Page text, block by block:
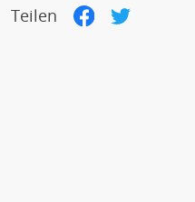
Teilen Facebook